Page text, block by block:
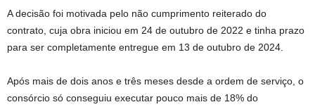
A decisão foi motivada pelo não cumprimento reiterado do
contrato, cuja obra iniciou em 24 de outubro de 2022 e tinha prazo
para ser completamente entregue em 13 de outubro de 2024.
Após mais de dois anos e três meses desde a ordem de serviço, o
consórcio só conseguiu executar pouco mais de 18% do